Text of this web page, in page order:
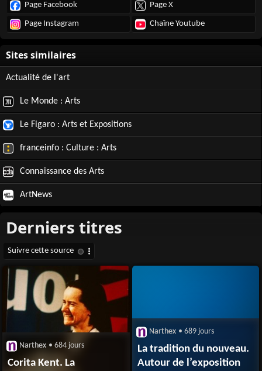
Page Facebook Page X
Page Instagram Chaîne Youtube
Actualité de l'art
Le Monde : Arts
Le Figaro : Arts et Expositions
franceinfo : Culture : Arts
Connaissance des Arts
ArtNews
Narthex • 684 jours
Corita Kent. La
Narthex • 689 jours
La tradition du nouveau.
Autour de l’exposition